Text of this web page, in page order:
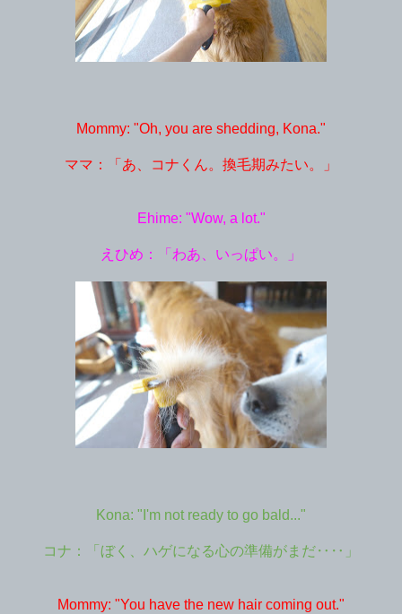
Mommy: "Oh, you are shedding, Kona."
ママ：「あ、コナくん。換毛期みたい。」
Ehime: "Wow, a lot."
えひめ：「わあ、いっぱい。」
Kona: "I'm not ready to go bald..."
コナ：「ぼく、ハゲになる心の準備がまだ‥‥」
Mommy: "You have the new hair coming out."